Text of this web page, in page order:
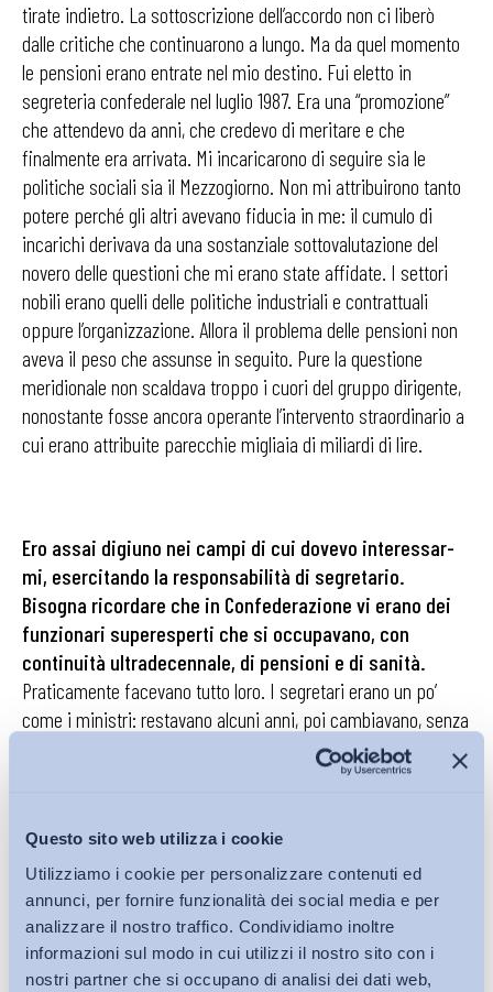
Questo sito web utilizza i cookie
Utilizziamo i cookie per personalizzare contenuti ed
annunci, per fornire funzionalità dei social media e per
analizzare il nostro traffico. Condividiamo inoltre
informazioni sul modo in cui utilizzi il nostro sito con i
nostri partner che si occupano di analisi dei dati web,
tirate indietro. La sottoscrizione dell’accordo non ci liberò
dalle critiche che continuarono a lungo. Ma da quel momento
le pen­sioni erano entrate nel mio destino. Fui eletto in
segreteria confederale nel luglio 1987. Era una “promozione”
che attendevo da anni, che cre­devo di meritare e che
finalmente era arrivata. Mi in­caricarono di seguire sia le
politiche sociali sia il Mez­zogiorno. Non mi attribuirono tanto
potere perché gli altri avevano fiducia in me: il cumulo di
incarichi de­rivava da una sostanziale sottovalutazione del
nove­ro delle questioni che mi erano state affidate. I settori
nobili erano quelli delle politiche industriali e contrat­tuali
oppure l’organizzazione. Allora il problema delle pensioni non
aveva il peso che assunse in seguito. Pure la questione
meridionale non scaldava troppo i cuori del gruppo dirigente,
nonostante fosse ancora operante l’intervento straordinario a
cui erano attribuite parec­chie migliaia di miliardi di lire.
Ero assai digiuno nei campi di cui dovevo interessar­
mi, esercitando la responsabilità di segretario.
Bisogna ricordare che in Confederazione vi erano dei
funzionari superesperti che si occupavano, con
continuità ultrade­cennale, di pensioni e di sanità.
Praticamente facevano tutto loro. I segretari erano un po’
come i ministri: resta­vano alcuni anni, poi cambiavano, senza
essere riusciti a impadronirsi compiutamente di materie
della previdenza, in Cgil, si
persone che decidevano sulle pensioni in Italia (tra gli altri vi
erano l’on.
Adriana Lodi del Pci, l’on. Nino Cristofori
della
Dc,Bruno Bertonadella Cisl). Per Bellina la superio­rità del
regime pubblico era un dogma. Aveva svolto il ruolo di
pubblico ministero quando la segreteria della Cgil mi aveva
processato, insieme aVento, per il Fiprem Montedison. Il